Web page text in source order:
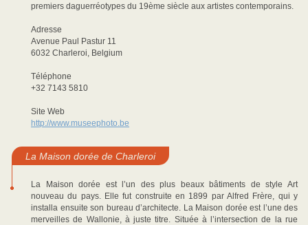
premiers daguerréotypes du 19ème siècle aux artistes contemporains.
Adresse
Avenue Paul Pastur 11
6032 Charleroi, Belgium
Téléphone
+32 7143 5810
Site Web
http://www.museephoto.be
La Maison dorée de Charleroi
La Maison dorée est l’un des plus beaux bâtiments de style Art
nouveau du pays. Elle fut construite en 1899 par Alfred Frère, qui y
installa ensuite son bureau d’architecte. La Maison dorée est l’une des
merveilles de Wallonie, à juste titre. Située à l’intersection de la rue